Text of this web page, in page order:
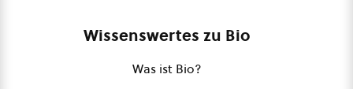
Wissenswertes zu Bio
Was ist Bio?